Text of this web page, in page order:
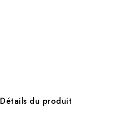
Détails du produit